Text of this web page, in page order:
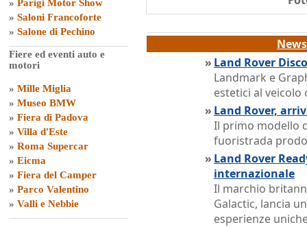
» Parigi Motor Show
» Saloni Francoforte
» Salone di Pechino
Fiere ed eventi auto e
motori
» Mille Miglia
» Museo BMW
» Fiera di Padova
» Villa d'Este
» Roma Supercar
» Eicma
» Fiera del Camper
» Parco Valentino
» Valli e Nebbie
» Land Rover
Landmark e
estetici al veicolo
» Land Rover,
Il primo modello
fuoristrada
» Land Rover
internazionale
Il marchio
Galactic, lancia
esperienze